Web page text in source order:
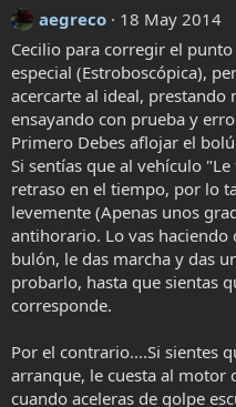
aegreco
18 May 2014
Cecilio para corregir el
especial (Estroboscópica),
acercarte al ideal, prestando
ensayando con prueba y
Primero Debes aflojar el
Si sentías que al vehículo
retraso en el tiempo, por lo
levemente (Apenas unos
antihorario. Lo vas haciendo
bulón, le das marcha y das
probarlo, hasta que sientas
corresponde.
Por el contrario....Si sientes
arranque, le cuesta al motor
cuando aceleras de golpe